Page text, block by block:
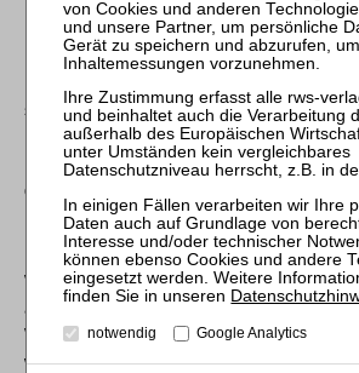
[11] Ob eine Einrichtung den Begriff einer
somit nach den in § 9 Abs. 3 Satz 2 Nr. 1
Kriterien, wobei diese in Einrichtungen, die
Heims im Sinne des früheren
gegeben anzusehen sind.
[12] b) Zum anderen sollten, unter
Weiterentwicklungen im
auf den Heimbegriff aufgegeben und
Wohnformen durch § 5 Abs. 3 Satz 3
werden. Da die diesbezüglichen
notwendig Google Analytics